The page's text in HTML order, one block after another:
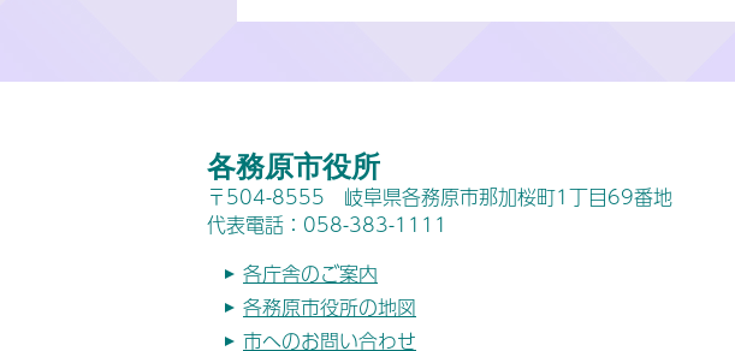
各務原市役所
〒504-8555 岐阜県各務原市那加桜町1丁目69番地
代表電話：058-383-1111
各庁舎のご案内
各務原市役所の地図
市へのお問い合わせ